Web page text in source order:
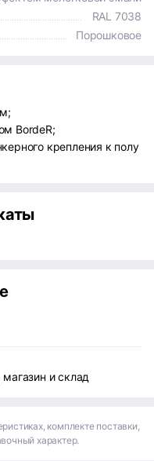
RAL 7038
Порошковое
BordeR;
крепления к полу
и склад
комплекте поставки,
характер.